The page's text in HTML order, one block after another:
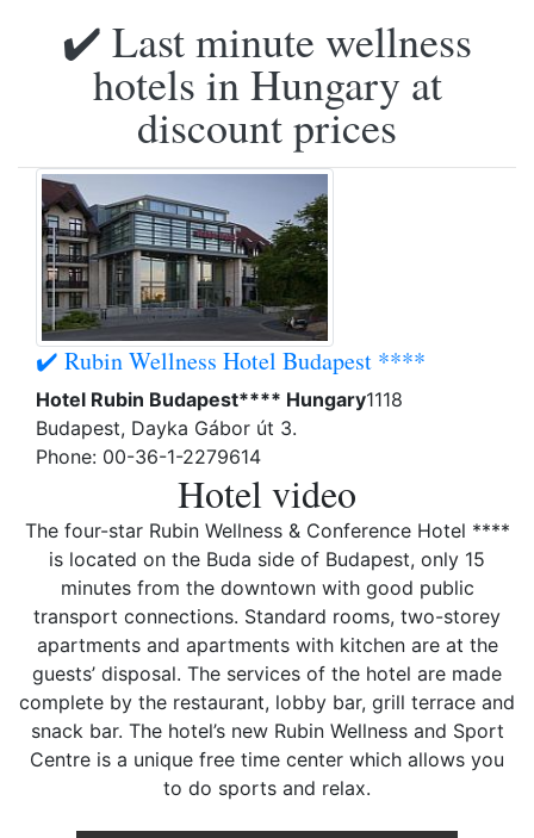
✔️ Last minute wellness
hotels in Hungary at
discount prices
✔️ Rubin Wellness Hotel Budapest ****
Hotel Rubin Budapest**** Hungary1118
Budapest, Dayka Gábor út 3.
Phone: 00-36-1-2279614
Hotel video
The four-star Rubin Wellness & Conference Hotel ****
is located on the Buda side of Budapest, only 15
minutes from the downtown with good public
transport connections. Standard rooms, two-storey
apartments and apartments with kitchen are at the
guests’ disposal. The services of the hotel are made
complete by the restaurant, lobby bar, grill terrace and
snack bar. The hotel’s new Rubin Wellness and Sport
Centre is a unique free time center which allows you
to do sports and relax.